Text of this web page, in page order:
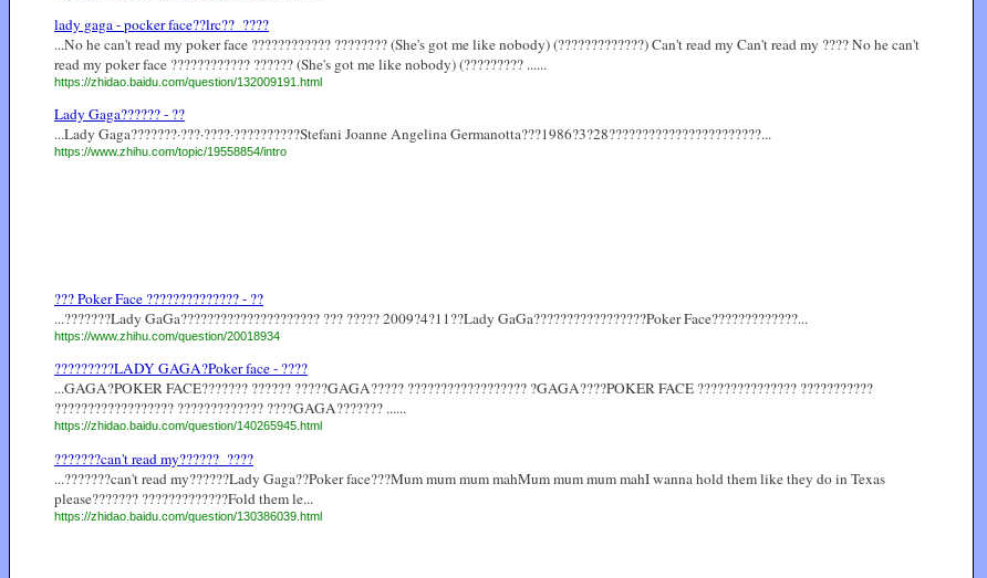
lady gaga - pocker face??lrc??_????
...No he can't read my poker face ???????????? ???????? (She's got me like nobody) (?????????????) Can't read my Can't read my ???? No he can't
read my poker face ???????????? ?????? (She's got me like nobody) (????????? ......
https://zhidao.baidu.com/question/132009191.html
Lady Gaga?????? - ??
...Lady Gaga???????·???·????·??????????Stefani Joanne Angelina Germanotta???1986?3?28???????????????????????...
https://www.zhihu.com/topic/19558854/intro
??? Poker Face ?????????????? - ??
...???????Lady GaGa????????????????????? ??? ????? 2009?4?11??Lady GaGa?????????????????Poker Face?????????????...
https://www.zhihu.com/question/20018934
?????????LADY GAGA?Poker face - ????
...GAGA?POKER FACE??????? ?????? ?????GAGA????? ?????????????????? ?GAGA????POKER FACE ??????????????? ???????????
?????????????????? ????????????? ????GAGA??????? ......
https://zhidao.baidu.com/question/140265945.html
???????can't read my??????_????
...???????can't read my??????Lady Gaga??Poker face???Mum mum mum mahMum mum mum mahI wanna hold them like they do in Texas
please??????? ?????????????Fold them le...
https://zhidao.baidu.com/question/130386039.html